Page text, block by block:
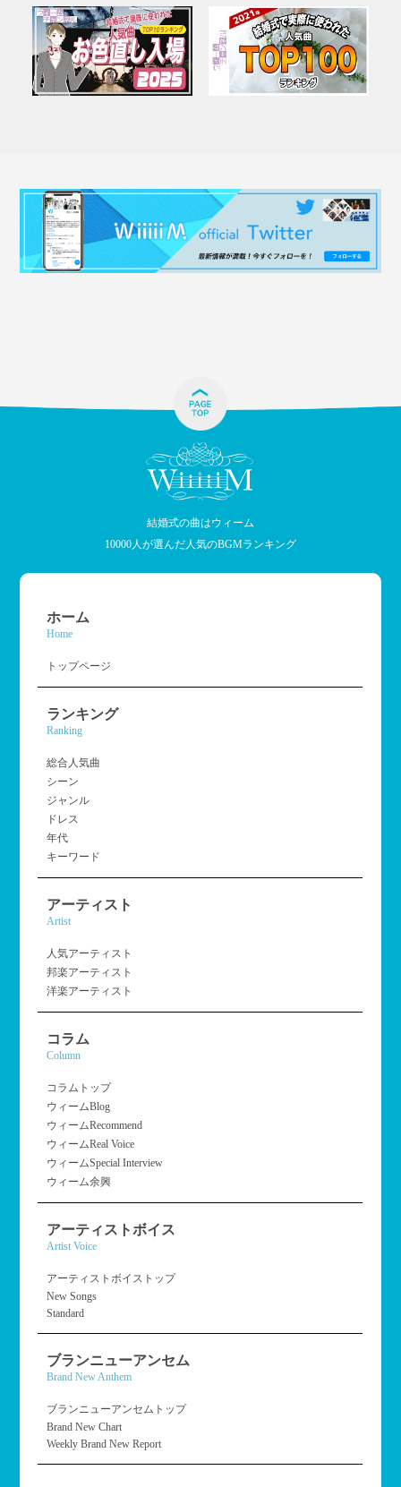
結婚式の曲はウィーム
10000人が選んだ人気のBGMランキング
ホーム
Home
トップページ
ランキング
Ranking
総合人気曲
シーン
ジャンル
ドレス
年代
キーワード
アーティスト
Artist
人気アーティスト
邦楽アーティスト
洋楽アーティスト
コラム
Column
コラムトップ
ウィームBlog
ウィームRecommend
ウィームReal Voice
ウィームSpecial Interview
ウィーム余興
アーティストボイス
Artist Voice
アーティストボイストップ
New Songs
Standard
ブランニューアンセム
Brand New Anthem
ブランニューアンセムトップ
Brand New Chart
Weekly Brand New Report